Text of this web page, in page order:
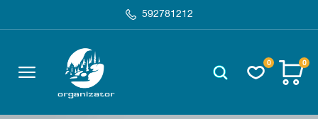
592781212
0 0